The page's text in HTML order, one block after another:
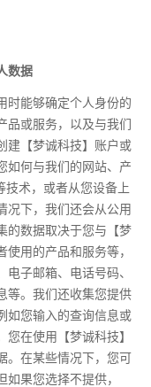
数据
时能够确定个人身份的
或服务，以及与我们
建【梦诚科技】账户或
如何与我们的网站、产
技术，或者从您设备上
况下，我们还会从公用
的数据取决于您与【梦
用的产品和服务等，
子邮箱、电话号码、
等。我们还收集您提供
如您输入的查询信息或
在使用【梦诚科技】
在某些情况下，您可
果您选择不提供，